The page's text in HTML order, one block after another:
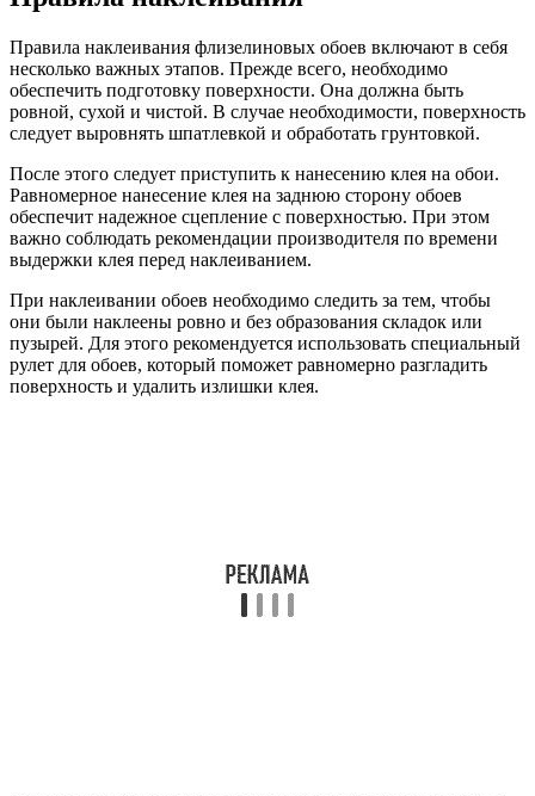
Правила наклеивания флизелиновых обоев включают в себя
несколько важных этапов. Прежде всего, необходимо
обеспечить подготовку поверхности. Она должна быть
ровной, сухой и чистой. В случае необходимости, поверхность
следует выровнять шпатлевкой и обработать грунтовкой.
После этого следует приступить к нанесению клея на обои.
Равномерное нанесение клея на заднюю сторону обоев
обеспечит надежное сцепление с поверхностью. При этом
важно соблюдать рекомендации производителя по времени
выдержки клея перед наклеиванием.
При наклеивании обоев необходимо следить за тем, чтобы
они были наклеены ровно и без образования складок или
пузырей. Для этого рекомендуется использовать специальный
рулет для обоев, который поможет равномерно разгладить
поверхность и удалить излишки клея.